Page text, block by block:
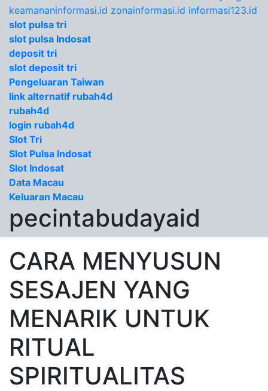
keamananinformasi.id zonainformasi.id informasi123.id
slot pulsa tri
slot pulsa Indosat
deposit tri
slot deposit tri
Pengeluaran Taiwan
link alternatif rubah4d
rubah4d
login rubah4d
Slot Tri
Slot Pulsa Indosat
Slot Indosat
Data Macau
Keluaran Macau
pecintabudayaid
CARA MENYUSUN
SESAJEN YANG
MENARIK UNTUK
RITUAL
SPIRITUALITAS